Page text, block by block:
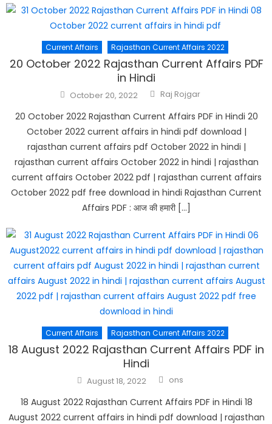
Current Affairs Rajasthan Current Affairs 2022
20 October 2022 Rajasthan Current Affairs PDF
in Hindi
Posted
on
October 20, 2022 Author
Raj Rojgar
20 October 2022 Rajasthan Current Affairs PDF in Hindi 20
October 2022 current affairs in hindi pdf download |
rajasthan current affairs pdf October 2022 in hindi |
rajasthan current affairs October 2022 in hindi | rajasthan
current affairs October 2022 pdf | rajasthan current affairs
October 2022 pdf free download in hindi Rajasthan Current
Affairs PDF : आज की हमारी […]
Current Affairs Rajasthan Current Affairs 2022
18 August 2022 Rajasthan Current Affairs PDF in
Hindi
Posted
on
August 18, 2022 Author
ons
18 August 2022 Rajasthan Current Affairs PDF in Hindi 18
August 2022 current affairs in hindi pdf download | rajasthan